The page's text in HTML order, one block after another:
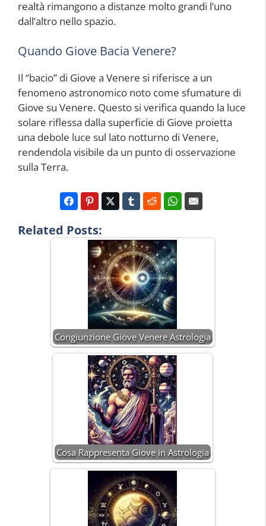
realtà rimangono a distanze molto grandi l’uno
dall’altro nello spazio.
Quando Giove Bacia Venere?
Il “bacio” di Giove a Venere si riferisce a un
fenomeno astronomico noto come sfumature di
Giove su Venere. Questo si verifica quando la luce
solare riflessa dalla superficie di Giove proietta
una debole luce sul lato notturno di Venere,
rendendola visibile da un punto di osservazione
sulla Terra.
Related Posts:
Congiunzione Giove Venere Astrologia
Cosa Rappresenta Giove in Astrologia